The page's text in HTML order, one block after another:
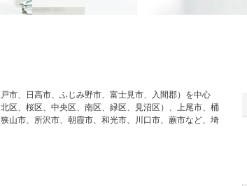
市、日高市、ふじみ野市、富士見市、入間郡）を中心
区、桜区、中央区、南区、緑区、見沼区）、上尾市、桶
山市、所沢市、朝霞市、和光市、川口市、蕨市など、埼